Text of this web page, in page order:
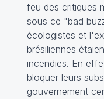
feu des critiques
sous ce "bad
écologistes et
brésiliennes
incendies. En
bloquer leurs
gouvernement